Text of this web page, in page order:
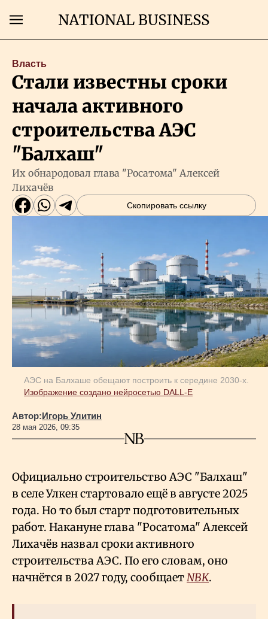
Главная
Бизнес
Рынки
Власть
Геополитика
Исследования
Люди
Life & Arts
Все новости
Власть
Стали известны сроки
начала активного
строительства АЭС
"Балхаш"
Их обнародовал глава "Росатома" Алексей
Лихачёв
Скопировать ссылку
АЭС на Балхаше обещают построить к середине 2030-х.
Изображение создано нейросетью DALL-E
Автор:Игорь Улитин
28 мая 2026, 09:35
Официально строительство АЭС "Балхаш"
в селе Улкен стартовало ещё в августе 2025
года. Но то был старт подготовительных
работ. Накануне глава "Росатома" Алексей
Лихачёв назвал сроки активного
строительства АЭС. По его словам, оно
начнётся в 2027 году, сообщаетNBK.